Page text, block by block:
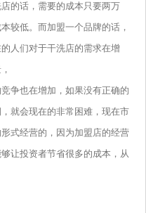
的话，需要的成本只要两万
较低。而加盟一个品牌的话，
人们对于干洗店的需求在增
也在增加，如果没有正确的
就会现在的非常困难，现在市
式经营的，因为加盟店的经营
让投资者节省很多的成本，从